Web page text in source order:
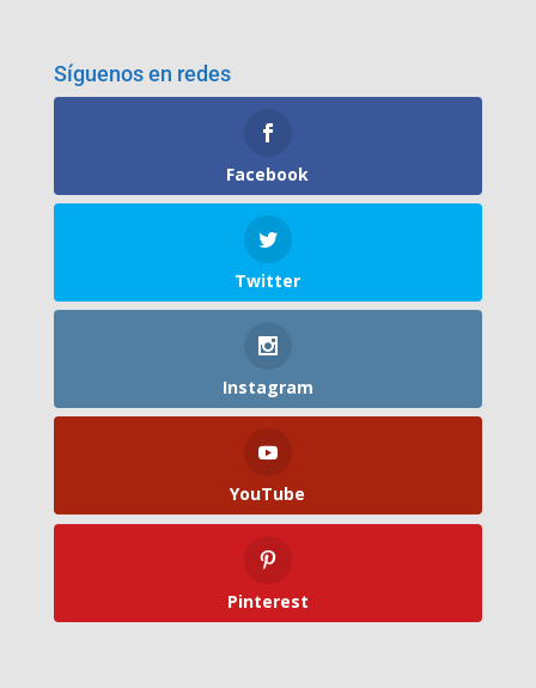
Síguenos en redes
Facebook
Twitter
Instagram
YouTube
Pinterest